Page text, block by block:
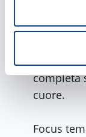
Abbiamo
itinerari
completa
cuore.
Focus